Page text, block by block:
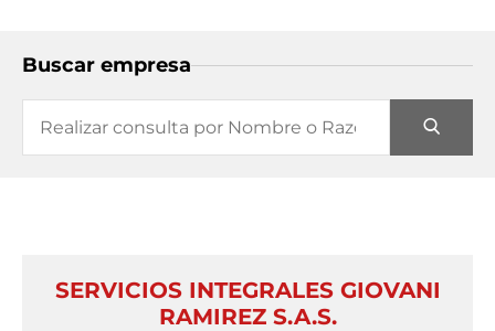
Buscar empresa
SERVICIOS INTEGRALES GIOVANI
RAMIREZ S.A.S.